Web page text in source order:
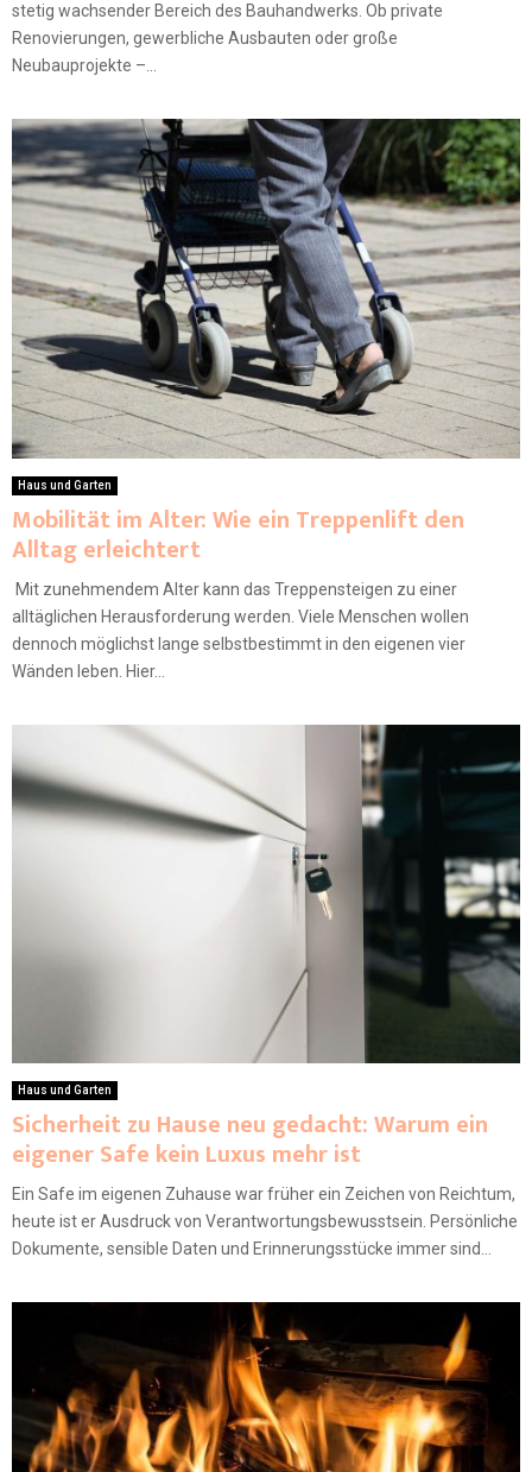
stetig wachsender Bereich des Bauhandwerks. Ob private
Renovierungen, gewerbliche Ausbauten oder große
Neubauprojekte –...
Haus und Garten
Mobilität im Alter: Wie ein Treppenlift den
Alltag erleichtert
Mit zunehmendem Alter kann das Treppensteigen zu einer
alltäglichen Herausforderung werden. Viele Menschen wollen
dennoch möglichst lange selbstbestimmt in den eigenen vier
Wänden leben. Hier...
Haus und Garten
Sicherheit zu Hause neu gedacht: Warum ein
eigener Safe kein Luxus mehr ist
Ein Safe im eigenen Zuhause war früher ein Zeichen von Reichtum,
heute ist er Ausdruck von Verantwortungsbewusstsein. Persönliche
Dokumente, sensible Daten und Erinnerungsstücke immer sind...